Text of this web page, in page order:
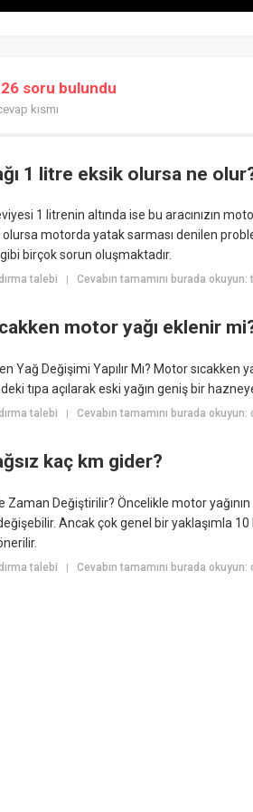
soru bulundu
kısmı
1 litre eksik olursa ne
1 litrenin altında ise bu aracınızın
olursa motorda yatak sarması denilen
birçok sorun oluşmaktadır.
talebi | Cevabın tamamını burada
motor yağı eklenir
Yağ Değişimi Yapılır Mı? Motor
tıpa açılarak eski yağın geniş bir
talebi | Cevabın tamamını burada
kaç km gider?
Zaman Değiştirilir? Öncelikle motor
Ancak çok genel bir yaklaşımla
talebi | Cevabın tamamını burada